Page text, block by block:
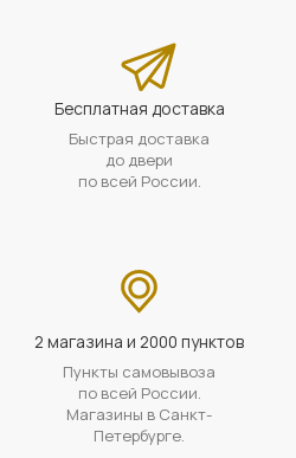
Бесплатная доставка
Быстрая доставка
до двери
по всей России.
2 магазина и 2000 пунктов
Пункты самовывоза
по всей России.
Магазины в Санкт-
Петербурге.